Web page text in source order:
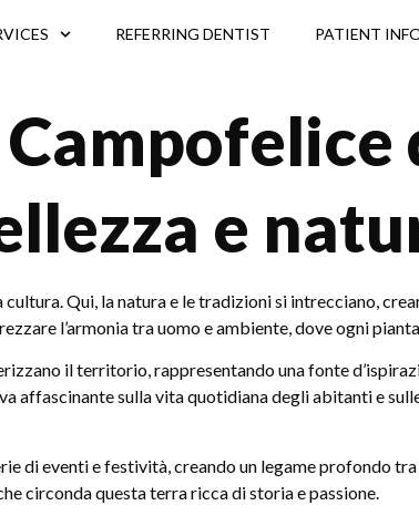
REFERRING DENTIST PATIENT
e
Qui, la natura e le tradizioni si intrecciano,
l’armonia tra uomo e ambiente, dove ogni
il territorio, rappresentando una fonte
affascinante sulla vita quotidiana degli abitanti e
di eventi e festività, creando un legame profondo
circonda questa terra ricca di storia e passione.